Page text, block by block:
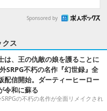
Sponsored by
クス
は、王の仇敵の娘を護ることに
SRPG不朽の名作『幻世録』全
配信開始。ダーティーヒーロー
令和に蘇る
の不朽の名作が全面リメイクされ